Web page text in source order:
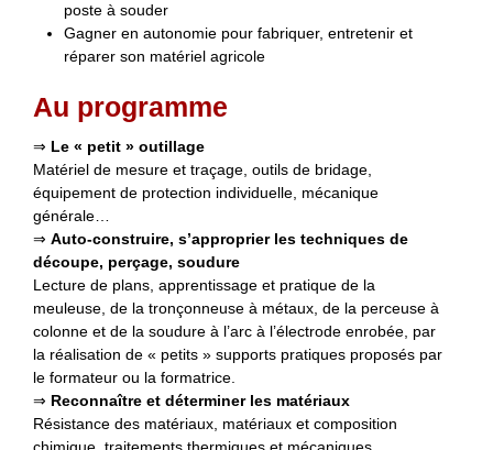
poste à souder
Gagner en autonomie pour fabriquer, entretenir et
réparer son matériel agricole
Au programme
⇒ Le « petit » outillage
Matériel de mesure et traçage, outils de bridage,
équipement de protection individuelle, mécanique
générale…
⇒ Auto-construire, s’approprier les techniques de
découpe, perçage, soudure
Lecture de plans, apprentissage et pratique de la
meuleuse, de la tronçonneuse à métaux, de la perceuse à
colonne et de la soudure à l’arc à l’électrode enrobée, par
la réalisation de « petits » supports pratiques proposés par
le formateur ou la formatrice.
⇒ Reconnaître et déterminer les matériaux
Résistance des matériaux, matériaux et composition